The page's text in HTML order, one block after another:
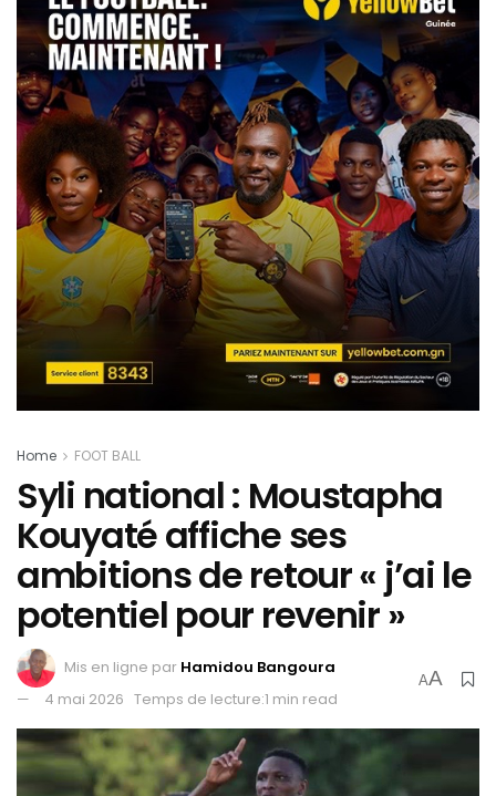
Home FOOT BALL
Syli national : Moustapha
Kouyaté affiche ses
ambitions de retour « j’ai le
potentiel pour revenir »
Mis en ligne par Hamidou Bangoura
4 mai 2026 Temps de lecture:1 min read
AA